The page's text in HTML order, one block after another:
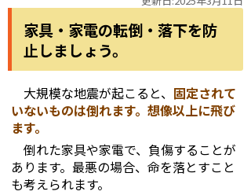
家具・家電の転倒・落下を防
止しましょう。
大規模な地震が起こると、 固定されて
いないものは倒れます。想像以上に飛び
ます。
倒れた家具や家電で、負傷することが
あります。最悪の場合、命を落とすこと
も考えられます。